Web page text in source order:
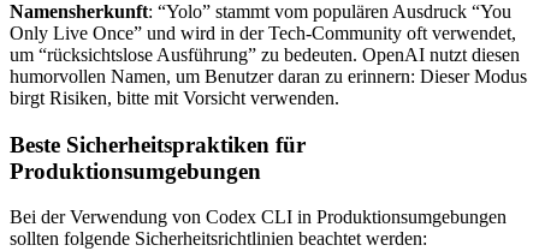
Namensherkunft: “Yolo” stammt vom populären Ausdruck “You
Only Live Once” und wird in der Tech-Community oft verwendet,
um “rücksichtslose Ausführung” zu bedeuten. OpenAI nutzt diesen
humorvollen Namen, um Benutzer daran zu erinnern: Dieser Modus
birgt Risiken, bitte mit Vorsicht verwenden.
Beste Sicherheitspraktiken für
Produktionsumgebungen
Bei der Verwendung von Codex CLI in Produktionsumgebungen
sollten folgende Sicherheitsrichtlinien beachtet werden: